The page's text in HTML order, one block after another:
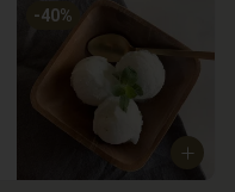
-40%